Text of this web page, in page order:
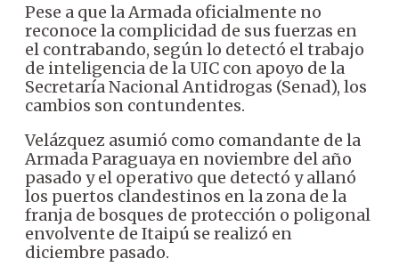
Pese a que la Armada oficialmente no
reconoce la complicidad de sus fuerzas en
el contrabando, según lo detectó el trabajo
de inteligencia de la UIC con apoyo de la
Secretaría Nacional Antidrogas (Senad), los
cambios son contundentes.
Velázquez asumió como comandante de la
Armada Paraguaya en noviembre del año
pasado y el operativo que detectó y allanó
los puertos clandestinos en la zona de la
franja de bosques de protección o poligonal
envolvente de Itaipú se realizó en
diciembre pasado.